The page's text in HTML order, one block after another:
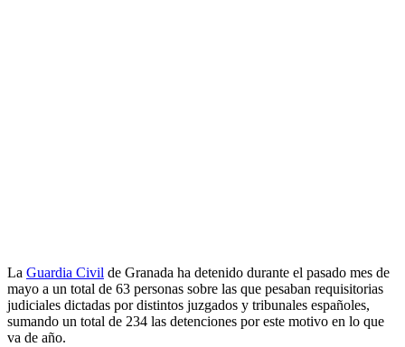
La Guardia Civil de Granada ha detenido durante el pasado mes de
mayo a un total de 63 personas sobre las que pesaban requisitorias
judiciales dictadas por distintos juzgados y tribunales españoles,
sumando un total de 234 las detenciones por este motivo en lo que
va de año.